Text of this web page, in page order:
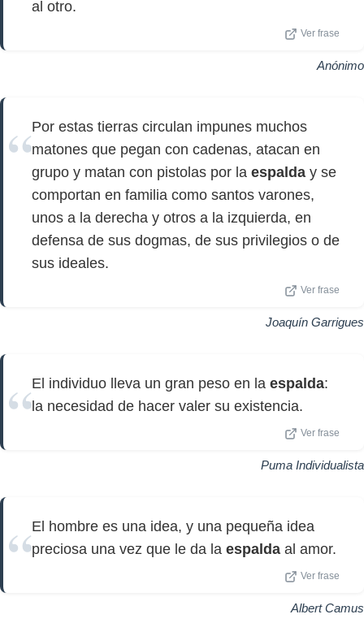
al otro.
Ver frase
Anónimo
Por estas tierras circulan impunes muchos
matones que pegan con cadenas, atacan en
grupo y matan con pistolas por la espalda y se
comportan en familia como santos varones,
unos a la derecha y otros a la izquierda, en
defensa de sus dogmas, de sus privilegios o de
sus ideales.
Ver frase
Joaquín Garrigues
El individuo lleva un gran peso en la espalda:
la necesidad de hacer valer su existencia.
Ver frase
Puma Individualista
El hombre es una idea, y una pequeña idea
preciosa una vez que le da la espalda al amor.
Ver frase
Albert Camus